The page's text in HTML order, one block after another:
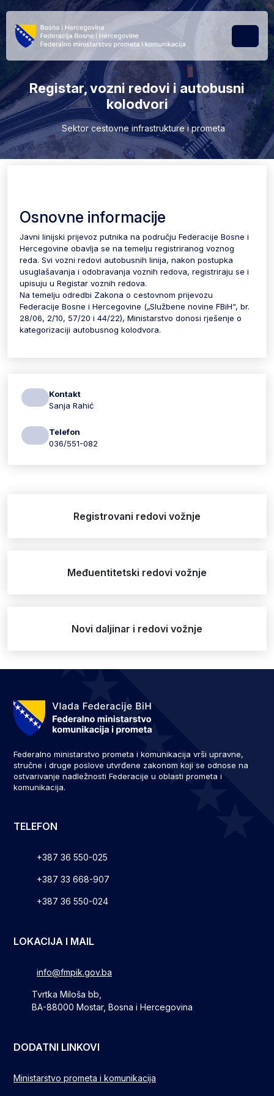
Skip to content
Skip to footer
Menu
Registar, vozni redovi i autobusni
kolodvori
Sektor cestovne infrastrukture i prometa
Osnovne informacije
Javni linijski prijevoz putnika na području Federacije Bosne i
Hercegovine obavlja se na temelju registriranog voznog
reda. Svi vozni redovi autobusnih linija, nakon postupka
usuglašavanja i odobravanja voznih redova, registriraju se i
upisuju u Registar voznih redova.
Na temelju odredbi Zakona o cestovnom prijevozu
Federacije Bosne i Hercegovine („Službene novine FBiH“, br.
28/06, 2/10, 57/20 i 44/22), Ministarstvo donosi rješenje o
kategorizaciji autobusnog kolodvora.
Kontakt
Sanja Rahić
Telefon
036/551-082
Registrovani redovi vožnje
Međuentitetski redovi vožnje
Novi daljinar i redovi vožnje
Federalno ministarstvo prometa i komunikacija vrši upravne,
stručne i druge poslove utvrđene zakonom koji se odnose na
ostvarivanje nadležnosti Federacije u oblasti prometa i
komunikacija.
TELEFON
+387 36 550-025
+387 33 668-907
+387 36 550-024
LOKACIJA I MAIL
info@fmpik.gov.ba
Tvrtka Miloša bb,
BA-88000 Mostar, Bosna i Hercegovina
DODATNI LINKOVI
Ministarstvo prometa i komunikacija